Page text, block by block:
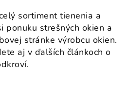
sortiment tienenia a
ponuku strešných okien a
stránke výrobcu okien.
aj v ďalších článkoch o